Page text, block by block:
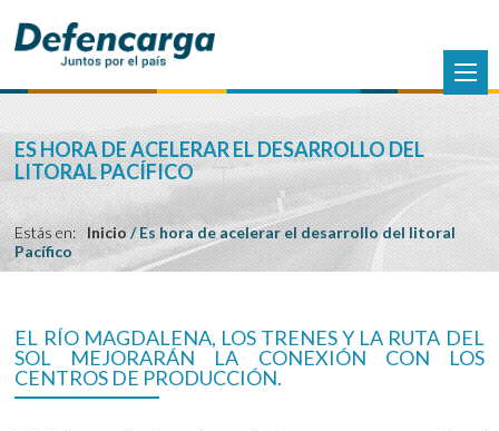
ES HORA DE ACELERAR EL DESARROLLO DEL
LITORAL PACÍFICO
Estás en: Inicio/Es hora de acelerar el desarrollo del litoral
Pacífico
EL RÍO MAGDALENA, LOS TRENES Y LA RUTA DEL
SOL MEJORARÁN LA CONEXIÓN CON LOS
CENTROS DE PRODUCCIÓN.